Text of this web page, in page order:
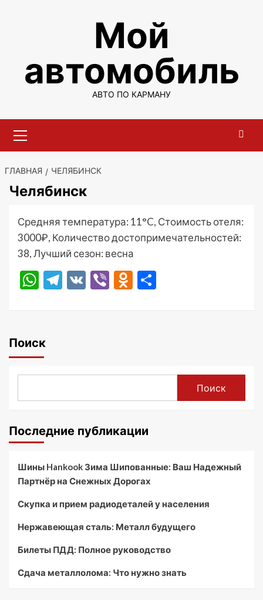
Мой
автомобиль
АВТО ПО КАРМАНУ
меню
ГЛАВНАЯ ЧЕЛЯБИНСК
Челябинск
Средняя температура: 11°C, Стоимость отеля:
3000₽, Количество достопримечательностей:
38, Лучший сезон: весна
WhatsApp
Telegram
VK ViberOdnoklassniki
Поиск
Поиск
Последние публикации
Шины Hankook Зима Шипованные: Ваш Надежный
Партнёр на Снежных Дорогах
Скупка и прием радиодеталей у населения
Нержавеющая сталь: Металл будущего
Билеты ПДД: Полное руководство
Сдача металлолома: Что нужно знать